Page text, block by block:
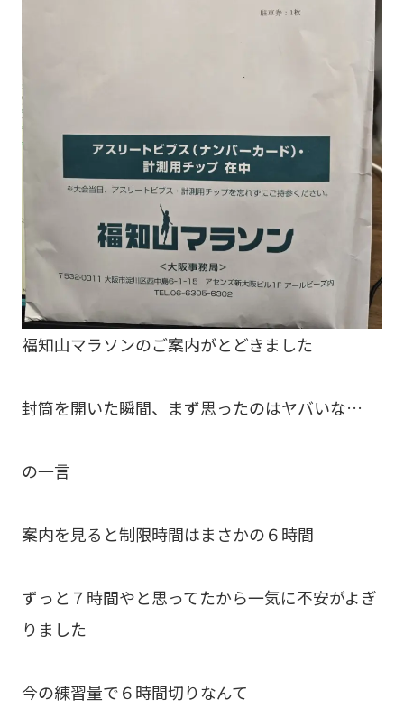
福知山マラソンのご案内がとどきました
封筒を開いた瞬間、まず思ったのはヤバいな…
の一言
案内を見ると制限時間はまさかの６時間
ずっと７時間やと思ってたから一気に不安がよぎ
りました
今の練習量で６時間切りなんて